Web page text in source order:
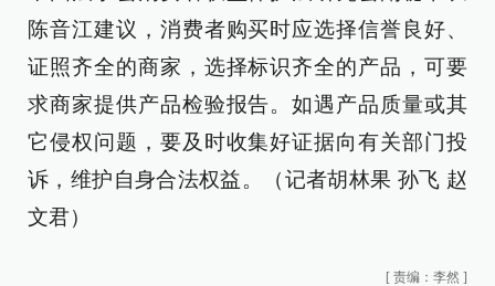
陈音江建议，消费者购买时应选择信誉良好、
证照齐全的商家，选择标识齐全的产品，可要
求商家提供产品检验报告。如遇产品质量或其
它侵权问题，要及时收集好证据向有关部门投
诉，维护自身合法权益。（记者胡林果 孙飞 赵
文君）
[ 责编：李然 ]